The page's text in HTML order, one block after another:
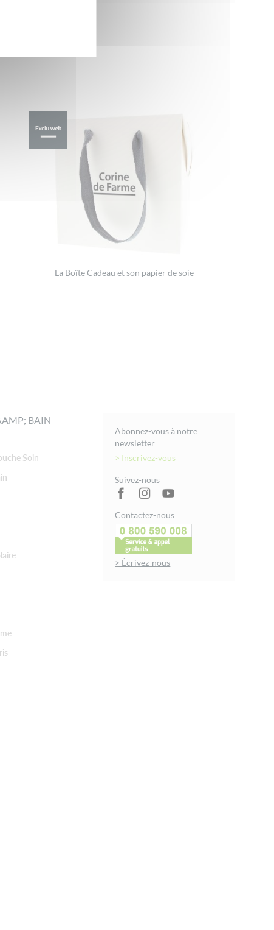
La Boîte Cadeau et son papier de soie
BAIN
Soin
Abonnez-vous à notre
newsletter
> Inscrivez-vous
Suivez-nous
Contactez-nous
> Écrivez-nous